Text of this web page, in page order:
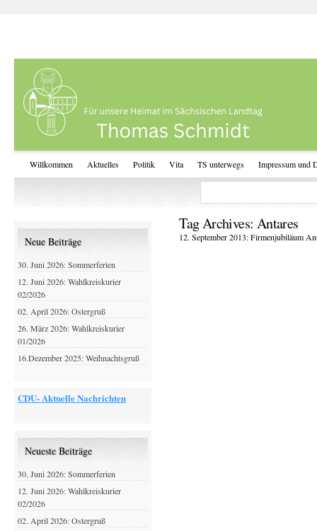
Willkommen Aktuelles Politik Vita TS unterwegs Impressum und
Tag Archives: Antares
12. September 2013: Firmenjubiläum
Neue Beiträge
30. Juni 2026: Sommerferien
12. Juni 2026: Wahlkreiskurier
02/2026
02. April 2026: Ostergruß
26. März 2026: Wahlkreiskurier
01/2026
16.Dezember 2025: Weihnachtsgruß
CDU- Aktuelle Nachrichten
Neueste Beiträge
30. Juni 2026: Sommerferien
12. Juni 2026: Wahlkreiskurier
02/2026
02. April 2026: Ostergruß